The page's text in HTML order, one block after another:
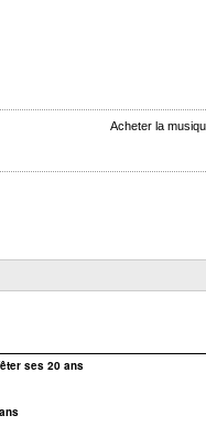
Acheter la
ses 20 ans